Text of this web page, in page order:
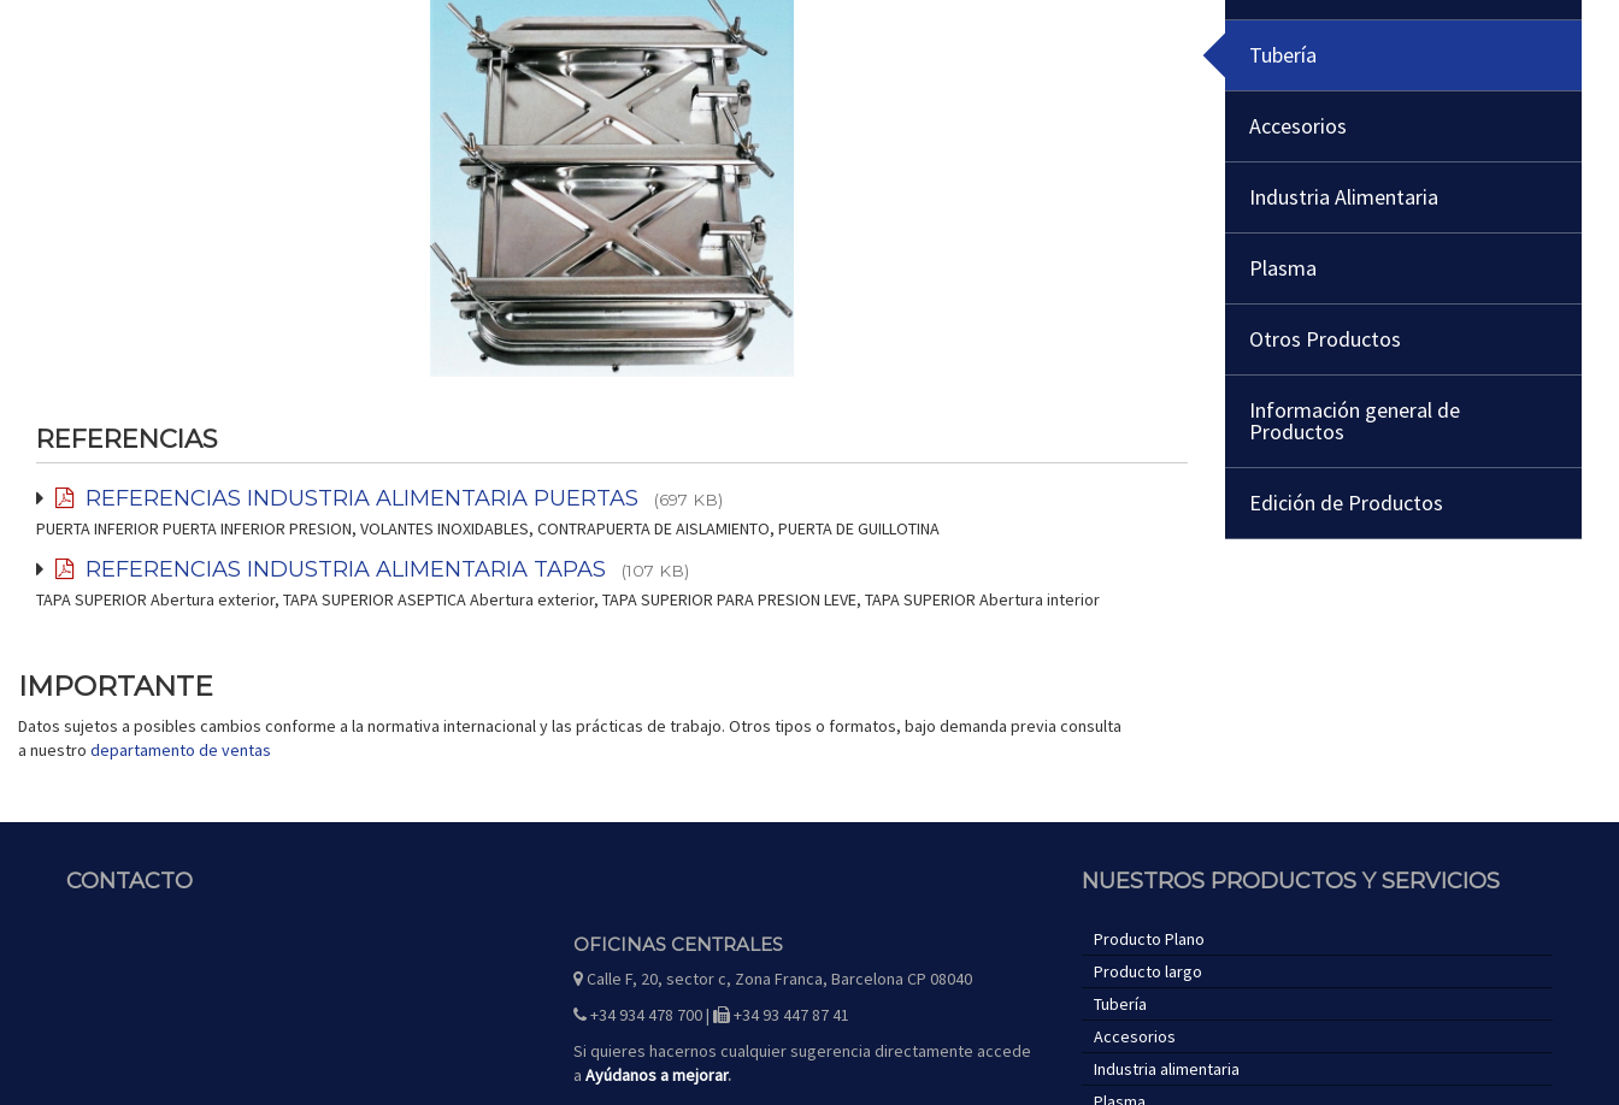
REFERENCIAS
REFERENCIAS INDUSTRIA ALIMENTARIA PUERTAS (697 KB)
PUERTA INFERIOR PUERTA INFERIOR PRESION, VOLANTES INOXIDABLES, CONTRAPUERTA DE AISLAMIENTO, PUERTA DE GUILLOTINA
REFERENCIAS INDUSTRIA ALIMENTARIA TAPAS (107 KB)
TAPA SUPERIOR Abertura exterior, TAPA SUPERIOR ASEPTICA Abertura exterior, TAPA SUPERIOR PARA PRESION LEVE, TAPA SUPERIOR Abertura interior
IMPORTANTE
Datos sujetos a posibles cambios conforme a la normativa internacional y las prácticas de trabajo. Otros tipos o formatos, bajo demanda previa consulta
a nuestro departamento de ventas
Tubería
Accesorios
Industria Alimentaria
Plasma
Otros Productos
Información general de
Productos
Edición de Productos
CONTACTO
OFICINAS CENTRALES
icono
mapa
Calle F, 20, sector c, Zona Franca, Barcelona CP 08040
icono
teléfono
+34 934 478 700 |
icono
fax
+34 93 447 87 41
Si quieres hacernos cualquier sugerencia directamente accede
aAyúdanos a mejorar.
NUESTROS PRODUCTOS Y SERVICIOS
Producto Plano
Producto largo
Tubería
Accesorios
Industria alimentaria